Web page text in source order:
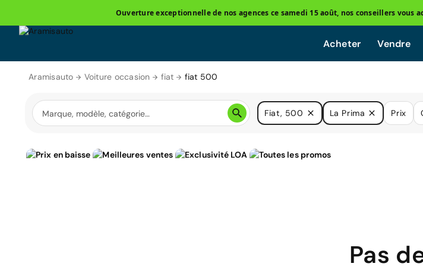
Ouverture exceptionnelle de nos agences ce samedi 15 août, nos conseillers vous
Acheter Vendre
Aramisauto Voiture occasion fiat fiat 500
Fiat, 500 La Prima Prix
Pas